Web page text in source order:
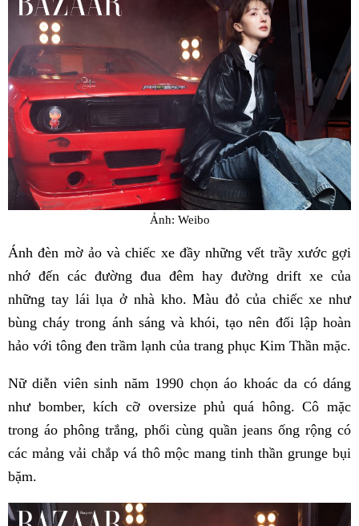
Ảnh: Weibo
Ánh đèn mờ ảo và chiếc xe đầy những vết trầy xước gợi
nhớ đến các đường đua đêm hay đường drift xe của
những tay lái lụa ở nhà kho. Màu đỏ của chiếc xe như
bùng cháy trong ánh sáng và khói, tạo nên đối lập hoàn
hảo với tông đen trầm lạnh của trang phục Kim Thần mặc.
Nữ diễn viên sinh năm 1990 chọn áo khoác da có dáng
như bomber, kích cỡ oversize phủ quá hông. Cô mặc
trong áo phông trắng, phối cùng quần jeans ống rộng có
các mảng vải chắp vá thô mộc mang tinh thần grunge bụi
bặm.